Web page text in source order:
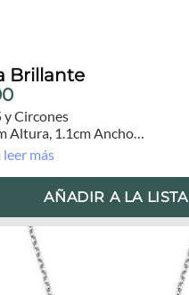
Brillante
y Circones
Altura, 1.1cm Ancho
cm.
leer más
AÑADIR A LA LISTA